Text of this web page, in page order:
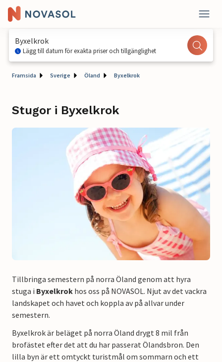
Byxelkrok
Lägg till datum för exakta priser och tillgänglighet
Framsida Sverige Öland Byxelkrok
Stugor i Byxelkrok
Tillbringa semestern på norra Öland genom att hyra
stuga i Byxelkrok hos oss på NOVASOL. Njut av det vackra
landskapet och havet och koppla av på allvar under
semestern.
Byxelkrok är beläget på norra Öland drygt 8 mil från
brofästet efter det att du har passerat Ölandsbron. Den
lilla byn är ett omtyckt turistmål om sommarn och ett